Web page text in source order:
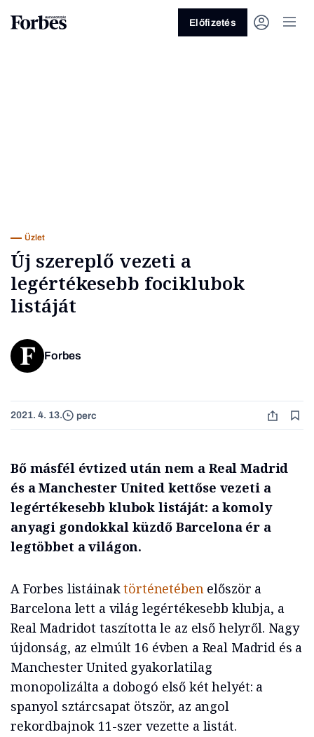
Előfizetés
Üzlet
Új szereplő vezeti a
legértékesebb fociklubok
listáját
Forbes
2021. 4. 13. perc
Bő másfél évtized után nem a Real Madrid
és a Manchester United kettőse vezeti a
legértékesebb klubok listáját: a komoly
anyagi gondokkal küzdő Barcelona ér a
legtöbbet a világon.
A Forbes listáinaktörténetébenelőször a
Barcelona lett a világ legértékesebb klubja, a
Real Madridot taszította le az első helyről. Nagy
újdonság, az elmúlt 16 évben a Real Madrid és a
Manchester United gyakorlatilag
monopolizálta a dobogó első két helyét: a
spanyol sztárcsapat ötször, az angol
rekordbajnok 11-szer vezette a listát.